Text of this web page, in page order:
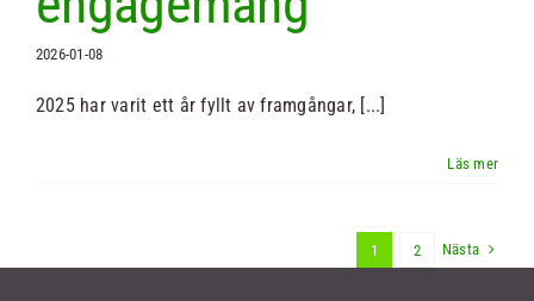
2026-01-08
2025 har varit ett år fyllt av framgångar, [...]
1 2 Nästa